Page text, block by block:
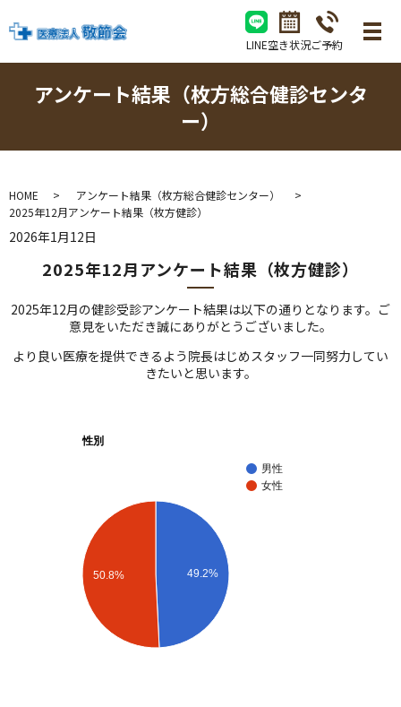
LINE空き状況ご予約
アンケート結果（枚方総合健診センタ
ー）
HOME
アンケート結果（枚方総合健診センター）
2025年12月アンケート結果（枚方健診）
2026年1月12日
2025年12月アンケート結果（枚方健診）
2025年12月の健診受診アンケート結果は以下の通りとなります。ご
意見をいただき誠にありがとうございました。
より良い医療を提供できるよう院長はじめスタッフ一同努力してい
きたいと思います。
性別
男性
女性
49.2%
50.8%